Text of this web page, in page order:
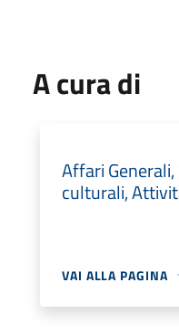
A cura di
Affari
culturali,
VAI ALLA PAGINA